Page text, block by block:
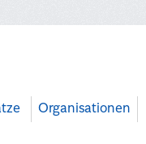
Organisationen